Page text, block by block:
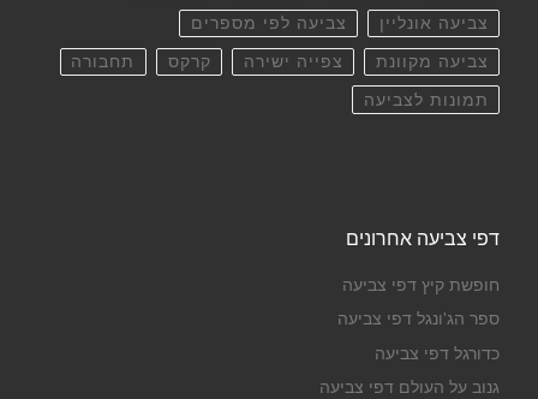
צביעה אונליין צביעה לפי מספרים
צביעה מקוונת צפייה ישירה קרקס תחבורה
תמונות לצביעה
דפי צביעה אחרונים
חופשת קיץ דפי צביעה
ספר הג'ונגל דפי צביעה
כדורגל דפי צביעה
גנוב על העולם דפי צביעה